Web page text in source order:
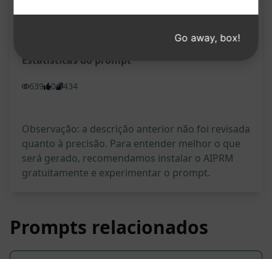
Experimente no Cla
Experimente no Cha
Estatísticas do prompt
639 0 434
Observação: a descrição anterior não foi revisada
quanto à precisão. Para entender melhor o que
será gerado, recomendamos instalar o AIPRM
gratuitamente e experimentar o prompt.
Prompts relacionados
Go away, box!